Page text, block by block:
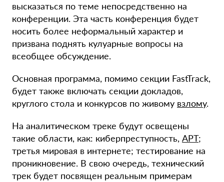
высказаться по теме непосредственно на
конференции. Эта часть конференция будет
носить более неформальный характер и
призвана поднять кулуарные вопросы на
всеобщее обсуждение.
Основная программа, помимо секции FastTrack,
будет также включать секции докладов,
круглого стола и конкурсов по живому взлому.
На аналитическом треке будут освещены
такие области, как: киберпреступность, APT;
третья мировая в интернете; тестирование на
проникновение. В свою очередь, технический
трек будет посвящен реальным примерам